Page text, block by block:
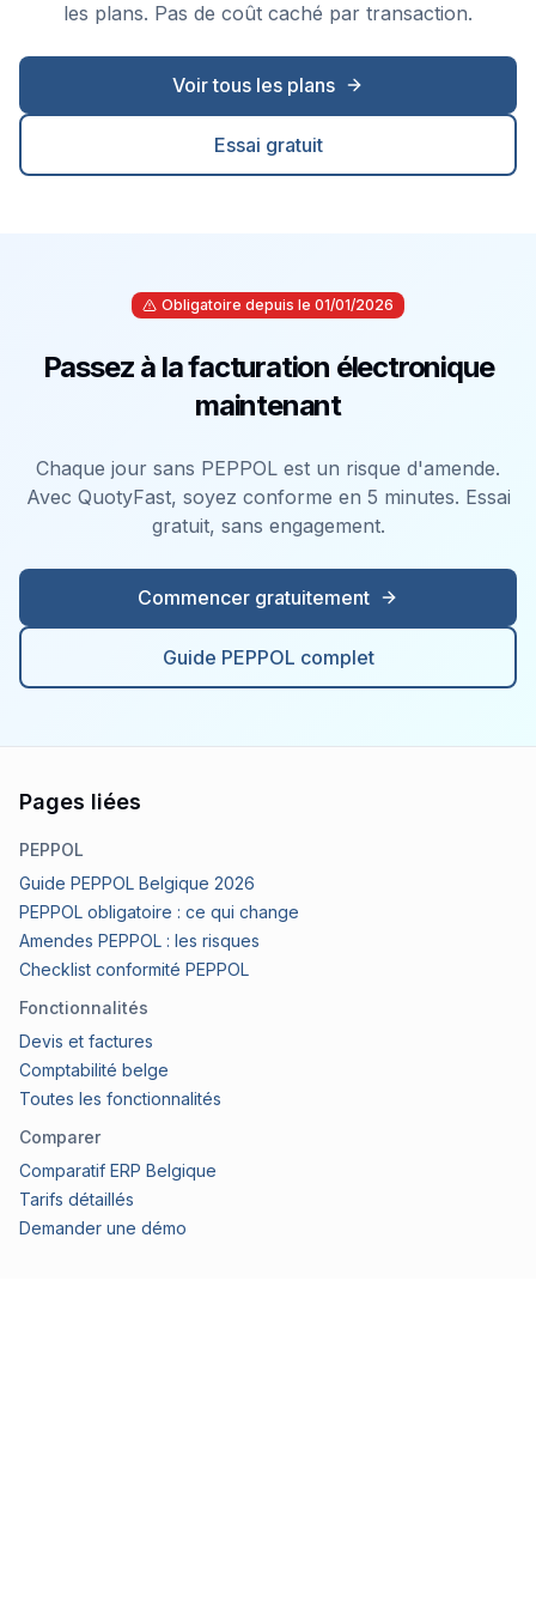
les plans. Pas de coût caché par transaction.
Voir tous les plans
Essai gratuit
Obligatoire depuis le 01/01/2026
Passez à la facturation électronique
maintenant
Chaque jour sans PEPPOL est un risque d'amende.
Avec QuotyFast, soyez conforme en 5 minutes. Essai
gratuit, sans engagement.
Commencer gratuitement
Guide PEPPOL complet
Pages liées
PEPPOL
Guide PEPPOL Belgique 2026
PEPPOL obligatoire : ce qui change
Amendes PEPPOL : les risques
Checklist conformité PEPPOL
Fonctionnalités
Devis et factures
Comptabilité belge
Toutes les fonctionnalités
Comparer
Comparatif ERP Belgique
Tarifs détaillés
Demander une démo